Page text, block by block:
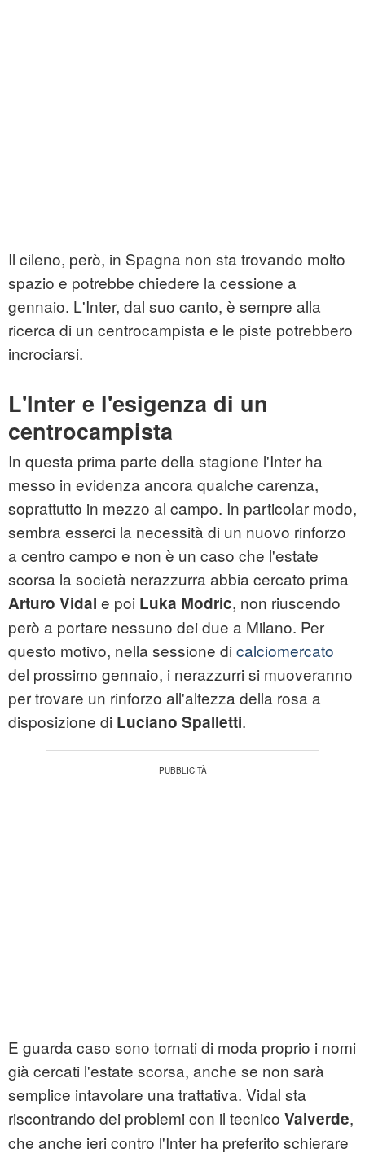
Il cileno, però, in Spagna non sta trovando molto
spazio e potrebbe chiedere la cessione a
gennaio. L'Inter, dal suo canto, è sempre alla
ricerca di un centrocampista e le piste potrebbero
incrociarsi.
L'Inter e l'esigenza di un
centrocampista
In questa prima parte della stagione l'Inter ha
messo in evidenza ancora qualche carenza,
soprattutto in mezzo al campo. In particolar modo,
sembra esserci la necessità di un nuovo rinforzo
a centro campo e non è un caso che l'estate
scorsa la società nerazzurra abbia cercato prima
Arturo Vidal e poi Luka Modric, non riuscendo
però a portare nessuno dei due a Milano. Per
questo motivo, nella sessione di calciomercato
del prossimo gennaio, i nerazzurri si muoveranno
per trovare un rinforzo all'altezza della rosa a
disposizione di Luciano Spalletti.
E guarda caso sono tornati di moda proprio i nomi
già cercati l'estate scorsa, anche se non sarà
semplice intavolare una trattativa. Vidal sta
riscontrando dei problemi con il tecnico Valverde,
che anche ieri contro l'Inter ha preferito schierare